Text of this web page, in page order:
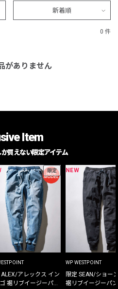
新着順
0 件
がありません
Item
買えない限定アイテム
限定
ALEX/アレックス イン
裾リブイージーパン
NEW
WP WESTPOINT
限定 SEAN/ショー
裾リブイージーパ